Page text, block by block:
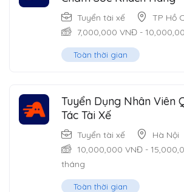
Tuyển tài xế
TP Hồ
7,000,000 VNĐ -
Toàn thời gian
Tuyển Dụng Nhân Viên
Tác Tài Xế
Tuyển tài xế
Hà Nội
10,000,000 VNĐ -
tháng
Toàn thời gian